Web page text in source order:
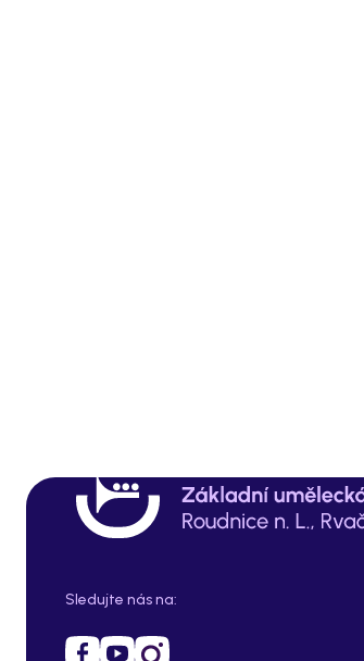
Sledujte nás na: